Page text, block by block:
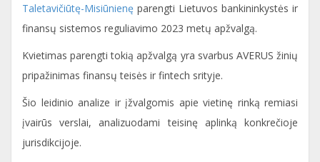
Taletavičiūtę-Misiūnienę parengti Lietuvos bankininkystės ir
finansų sistemos reguliavimo 2023 metų apžvalgą.
Kvietimas parengti tokią apžvalgą yra svarbus AVERUS žinių
pripažinimas finansų teisės ir fintech srityje.
Šio leidinio analize ir įžvalgomis apie vietinę rinką remiasi
įvairūs verslai, analizuodami teisinę aplinką konkrečioje
jurisdikcijoje.